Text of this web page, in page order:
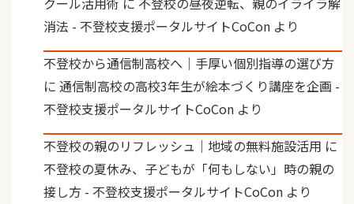
消法 - 不登校支援ポータルサイトCoCon より
不登校から通信制高校へ｜手厚い個別指導の選び方
に 通信制高校の高校3年生が絵本づくり講座を企画 -
不登校支援ポータルサイトCoCon より
不登校の親のリフレッシュ｜地域の無料施設活用 に
不登校の夏休み、子どもが「何もしない」時の親の
接し方 - 不登校支援ポータルサイトCoCon より